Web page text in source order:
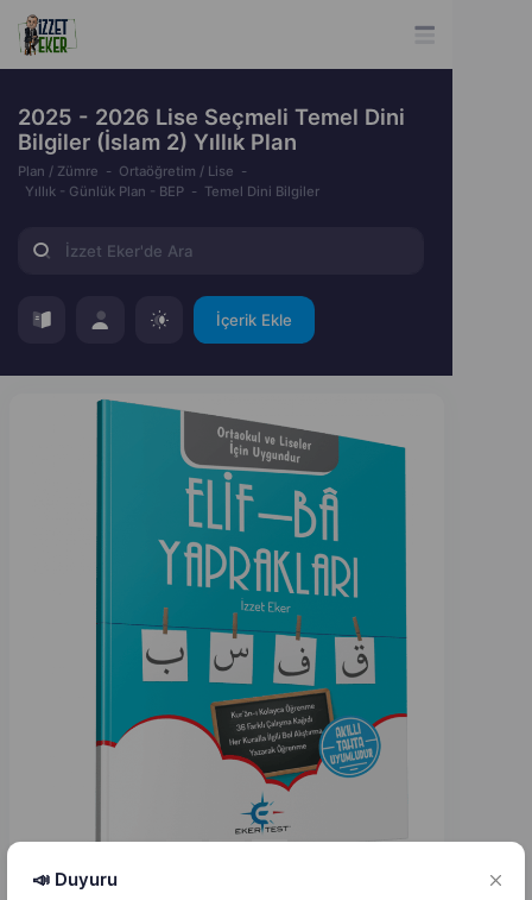
2025 - 2026 Lise Seçmeli Temel Dini
Bilgiler (İslam 2) Yıllık Plan
Plan / Zümre
Ortaöğretim / Lise
Yıllık - Günlük Plan - BEP
Temel Dini Bilgiler
İçerik Ekle
📣 Duyuru